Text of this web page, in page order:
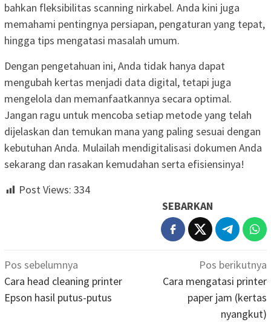
bahkan fleksibilitas scanning nirkabel. Anda kini juga
memahami pentingnya persiapan, pengaturan yang tepat,
hingga tips mengatasi masalah umum.
Dengan pengetahuan ini, Anda tidak hanya dapat
mengubah kertas menjadi data digital, tetapi juga
mengelola dan memanfaatkannya secara optimal.
Jangan ragu untuk mencoba setiap metode yang telah
dijelaskan dan temukan mana yang paling sesuai dengan
kebutuhan Anda. Mulailah mendigitalisasi dokumen Anda
sekarang dan rasakan kemudahan serta efisiensinya!
Post Views: 334
SEBARKAN
Navigasi
pos
Pos sebelumnya
Cara head cleaning printer
Epson hasil putus-putus
Pos berikutnya
Cara mengatasi printer
paper jam (kertas
nyangkut)